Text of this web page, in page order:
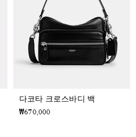
다코타 크로스바디 백
₩670,000